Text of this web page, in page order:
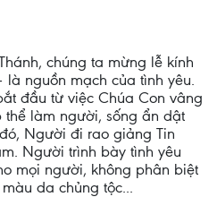
chúng ta mừng lễ kính
là nguồn mạch của tình yêu.
đầu từ việc Chúa Con vâng
làm người, sống ẩn dật
Người đi rao giảng Tin
Người trình bày tình yêu
mọi người, không phân biệt
da chủng tộc...